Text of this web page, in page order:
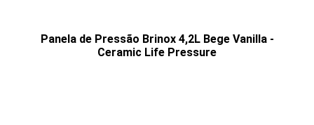
Panela de Pressão Brinox 4,2L Bege Vanilla -
Ceramic Life Pressure